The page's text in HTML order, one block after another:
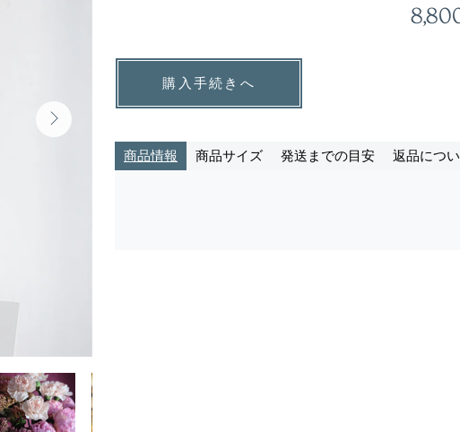
購入手続きへ
商品情報 商品サイズ 発送までの目安 返品につ